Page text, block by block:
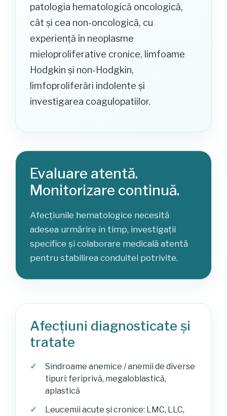
patologia hematologică oncologică,
cât și cea non-oncologică, cu
experiență în neoplasme
mieloproliferative cronice, limfoame
Hodgkin și non-Hodgkin,
limfoproliferări indolente și
investigarea coagulopatiilor.
Evaluare atentă.
Monitorizare continuă.
Afecțiunile hematologice necesită
adesea urmărire în timp, investigații
specifice și colaborare medicală atentă
pentru stabilirea conduitei potrivite.
Afecțiuni diagnosticate și
tratate
Sindroame anemice / anemii de diverse
tipuri: feriprivă, megaloblastică,
aplastică
Leucemii acute și cronice: LMC, LLC,